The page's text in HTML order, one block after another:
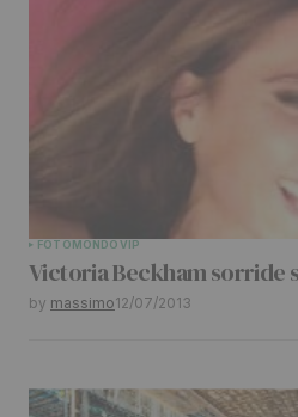
FOTOMONDOVIP
Victoria Beckham sorride
by massimo12/07/2013